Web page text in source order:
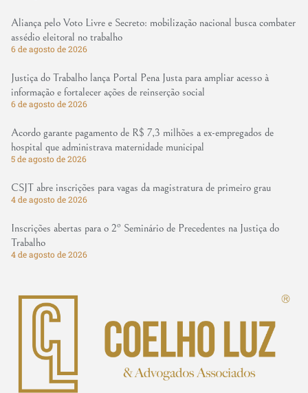
Aliança pelo Voto Livre e Secreto: mobilização nacional busca combater
assédio eleitoral no trabalho
6 de agosto de 2026
Justiça do Trabalho lança Portal Pena Justa para ampliar acesso à
informação e fortalecer ações de reinserção social
6 de agosto de 2026
Acordo garante pagamento de R$ 7,3 milhões a ex-empregados de
hospital que administrava maternidade municipal
5 de agosto de 2026
CSJT abre inscrições para vagas da magistratura de primeiro grau
4 de agosto de 2026
Inscrições abertas para o 2º Seminário de Precedentes na Justiça do
Trabalho
4 de agosto de 2026